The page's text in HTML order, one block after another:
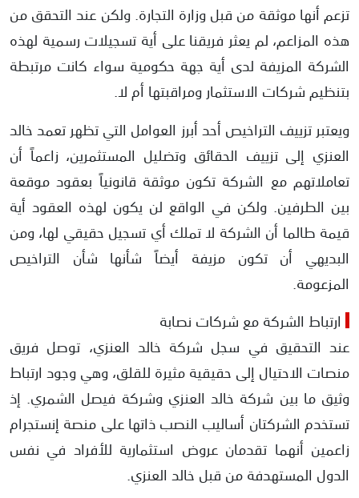
تزعم أنها موثقة من قبل وزارة التجارة. ولكن عند التحقق من
هذه المزاعم، لم يعثر فريقنا على أية تسجيلات رسمية لهذه
الشركة المزيفة لدى أية جهة حكومية سواء كانت مرتبطة
بتنظيم شركات الاستثمار ومراقبتها أم لا.
ويعتبر تزييف التراخيص أحد أبرز العوامل التي تظهر تعمد خالد
العنزي إلى تزييف الحقائق وتضليل المستثمرين، زاعماً أن
تعاملاتهم مع الشركة تكون موثقة قانونياً بعقود موقعة
بين الطرفين. ولكن في الواقع لن يكون لهذه العقود أية
قيمة طالما أن الشركة لا تملك أي تسجيل حقيقي لها، ومن
البديهي أن تكون مزيفة أيضاً شأنها شأن التراخيص
المزعومة.
ارتباط الشركة مع شركات نصابة
عند التحقيق في سجل شركة خالد العنزي، توصل فريق
منصات الاحتيال إلى حقيقية مثيرة للقلق، وهي وجود ارتباط
وثيق ما بين شركة خالد العنزي وشركة فيصل الشمري. إذ
تستخدم الشركتان أساليب النصب ذاتها على منصة إنستجرام
زاعمين أنهما تقدمان عروض استثمارية للأفراد في نفس
الدول المستهدفة من قبل خالد العنزي.